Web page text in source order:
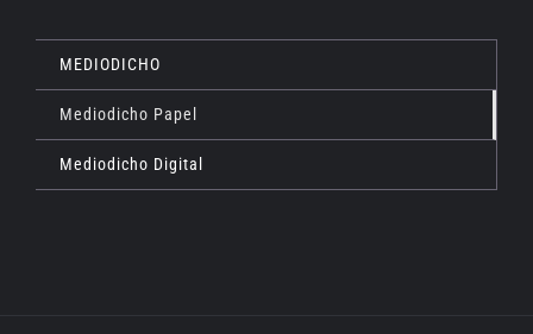
MEDIODICHO
Mediodicho Papel
Mediodicho Digital